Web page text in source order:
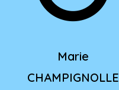
Marie
CHAMPIGNOLLE